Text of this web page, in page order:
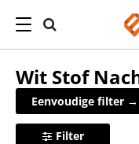
Wit Stof
Eenvoudige filter →
Filter